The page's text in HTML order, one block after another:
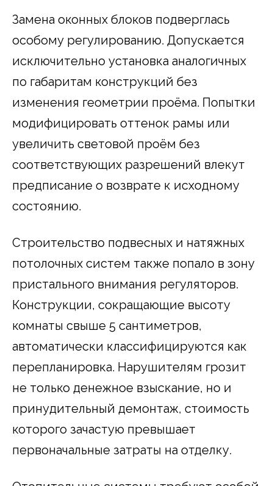
Замена оконных блоков подверглась
особому регулированию. Допускается
исключительно установка аналогичных
по габаритам конструкций без
изменения геометрии проёма. Попытки
модифицировать оттенок рамы или
увеличить световой проём без
соответствующих разрешений влекут
предписание о возврате к исходному
состоянию.
Строительство подвесных и натяжных
потолочных систем также попало в зону
пристального внимания регуляторов.
Конструкции, сокращающие высоту
комнаты свыше 5 сантиметров,
автоматически классифицируются как
перепланировка. Нарушителям грозит
не только денежное взыскание, но и
принудительный демонтаж, стоимость
которого зачастую превышает
первоначальные затраты на отделку.